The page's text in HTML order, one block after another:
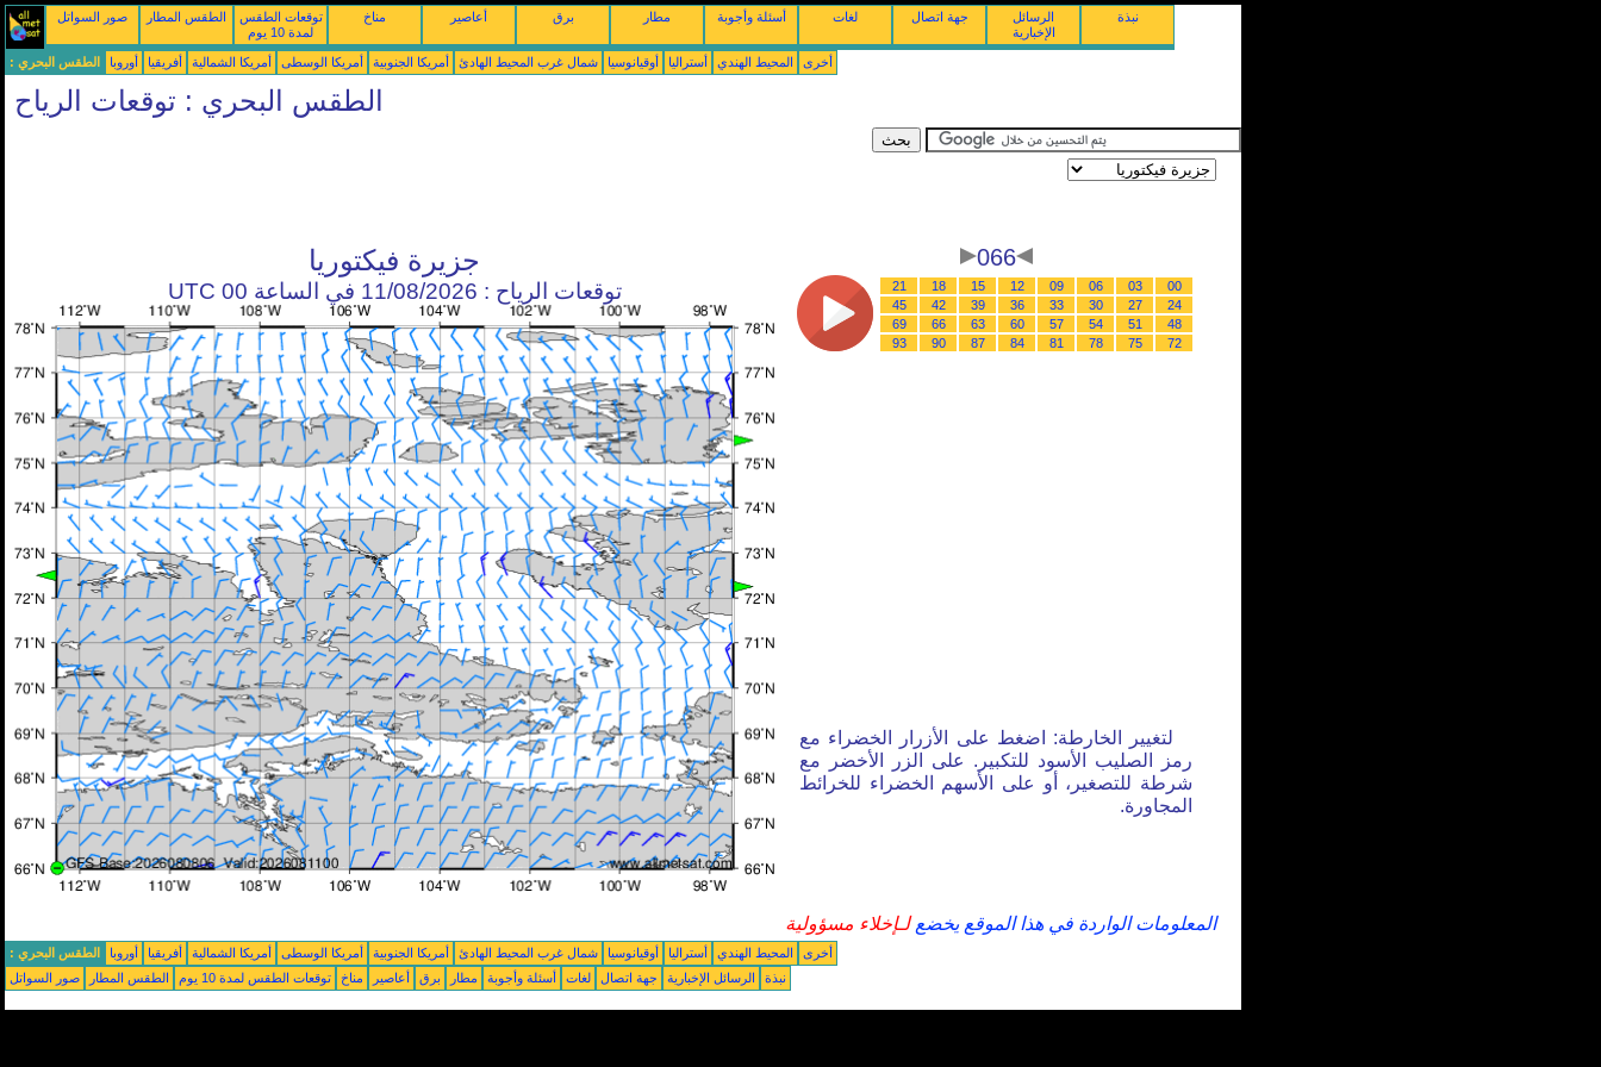
صور السواتل الطقس المطار
توقعات الطقس
لمدة 10 يوم
مناخ أعاصير برق مطار أسئلة وأجوبة لغات جهة اتصال
الرسائل
الإخبارية
نبذة
الطقس البحري : أوروبا أفريقيا أمريكا الشمالية أمريكا الوسطى أمريكا الجنوبية شمال غرب المحيط الهادئ أوقيانوسيا أستراليا المحيط الهندي أخرى
الطقس البحري : توقعات الرياح
جزيرة فيكتوريا
توقعات الرياح : 11/08/2026 في الساعة 00 UTC
066
00
03
06
09
12
15
18
21
24
27
30
33
36
39
42
45
48
51
54
57
60
63
66
69
72
75
78
81
84
87
90
93
لتغيير الخارطة: اضغط على الأزرار الخضراء مع
رمز الصليب الأسود للتكبير. على الزر الأخضر مع
شرطة للتصغير، أو على الأسهم الخضراء للخرائط
المجاورة.
المعلومات الواردة في هذا الموقع يخضعلـإخلاء مسؤولية
الطقس البحري : أوروبا أفريقيا أمريكا الشمالية أمريكا الوسطى أمريكا الجنوبية شمال غرب المحيط الهادئ أوقيانوسيا أستراليا المحيط الهندي
أخرى
صور السواتل
الطقس المطار توقعات الطقس لمدة 10 يوم مناخ أعاصير برق مطار أسئلة وأجوبة لغات جهة اتصال الرسائل الإخبارية نبذة